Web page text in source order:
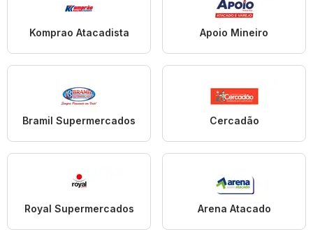
Komprao Atacadista Apoio Mineiro
Bramil Supermercados Cercadão
Royal Supermercados Arena Atacado